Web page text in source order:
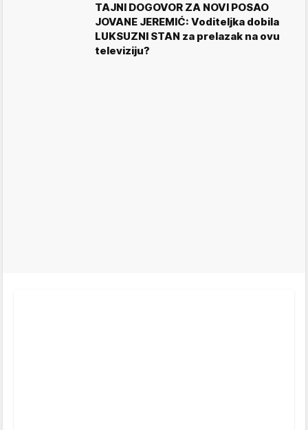
TAJNI DOGOVOR ZA NOVI POSAO
JOVANE JEREMIĆ: Voditeljka dobila
LUKSUZNI STAN za prelazak na ovu
televiziju?